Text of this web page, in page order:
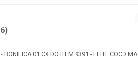
01 CX DO ITEM 9391 - LEITE COCO